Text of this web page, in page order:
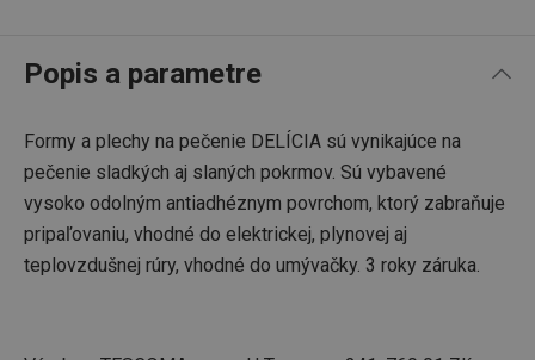
Popis a parametre
Formy a plechy na pečenie DELÍCIA sú vynikajúce na
pečenie sladkých aj slaných pokrmov. Sú vybavené
vysoko odolným antiadhéznym povrchom, ktorý zabraňuje
pripaľovaniu, vhodné do elektrickej, plynovej aj
teplovzdušnej rúry, vhodné do umývačky. 3 roky záruka.